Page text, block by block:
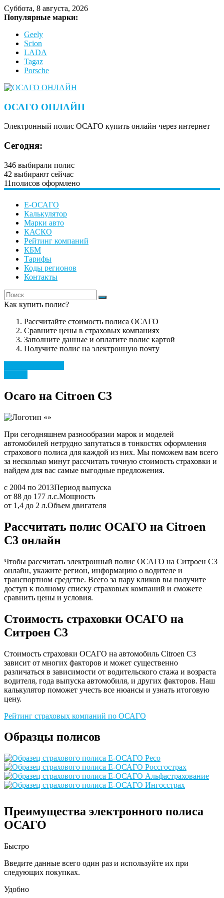
Суббота, 8 августа, 2026
Популярные марки:
Geely
Scion
LADA
Tagaz
Porsche
ОСАГО ОНЛАЙН
Электронный полис ОСАГО купить онлайн через интернет
Сегодня:
346 выбирали полис
42 выбирают сейчас
11полисов оформлено
Е-ОСАГО
Калькулятор
Марки авто
КАСКО
Рейтинг компаний
КБМ
Тарифы
Коды регионов
Контакты
Как купить полис?
Рассчитайте стоимость полиса ОСАГО
Сравните цены в страховых компаниях
Заполните данные и оплатите полис картой
Получите полис на электронную почту
Осаго на Citroen C3
При сегодняшнем разнообразии марок и моделей
автомобилей нетрудно запутаться в тонкостях оформления
страхового полиса для каждой из них. Мы поможем вам всего
за несколько минут рассчитать точную стоимость страховки и
найдем для вас самые выгодные предложения.
с 2004 по 2013Период выпуска
от 88 до 177 л.с.Мощность
от 1,4 до 2 л.Объем двигателя
Рассчитать полис ОСАГО на Citroen
C3 онлайн
Чтобы рассчитать электронный полис ОСАГО на Ситроен С3
онлайн, укажите регион, информацию о водителе и
транспортном средстве. Всего за пару кликов вы получите
доступ к полному списку страховых компаний и сможете
сравнить цены и условия.
Стоимость страховки ОСАГО на
Ситроен С3
Стоимость страховки ОСАГО на автомобиль Citroen C3
зависит от многих факторов и может существенно
различаться в зависимости от водительского стажа и возраста
водителя, года выпуска автомобиля, и других факторов. Наш
калькулятор поможет учесть все нюансы и узнать итоговую
цену.
Рейтинг страховых компаний по ОСАГО
Образцы полисов
Преимущества электронного полиса
ОСАГО
Быстро
Введите данные всего один раз и используйте их при
следующих покупках.
Удобно